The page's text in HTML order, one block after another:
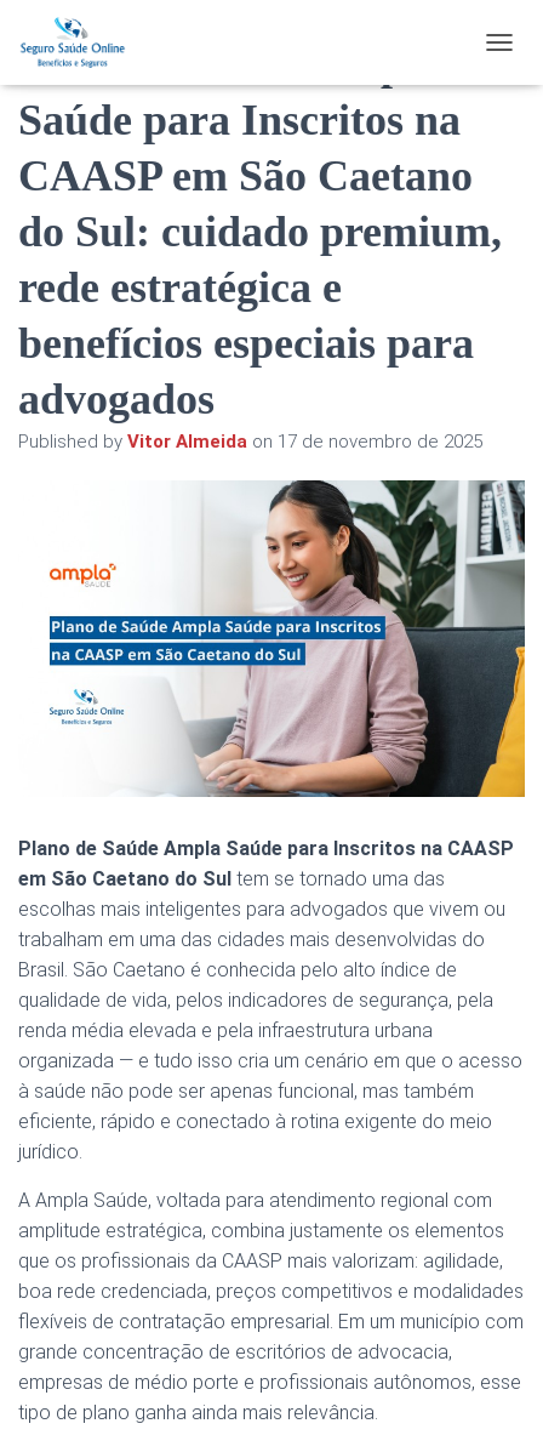
Plano de Saúde Ampla
Saúde para Inscritos na
CAASP em São Caetano
do Sul: cuidado premium,
rede estratégica e
benefícios especiais para
advogados
Published by Vitor Almeida on 17 de novembro de 2025
Plano de Saúde Ampla Saúde para Inscritos na CAASP
em São Caetano do Sul tem se tornado uma das
escolhas mais inteligentes para advogados que vivem ou
trabalham em uma das cidades mais desenvolvidas do
Brasil. São Caetano é conhecida pelo alto índice de
qualidade de vida, pelos indicadores de segurança, pela
renda média elevada e pela infraestrutura urbana
organizada — e tudo isso cria um cenário em que o acesso
à saúde não pode ser apenas funcional, mas também
eficiente, rápido e conectado à rotina exigente do meio
jurídico.
A Ampla Saúde, voltada para atendimento regional com
amplitude estratégica, combina justamente os elementos
que os profissionais da CAASP mais valorizam: agilidade,
boa rede credenciada, preços competitivos e modalidades
flexíveis de contratação empresarial. Em um município com
grande concentração de escritórios de advocacia,
empresas de médio porte e profissionais autônomos, esse
tipo de plano ganha ainda mais relevância.